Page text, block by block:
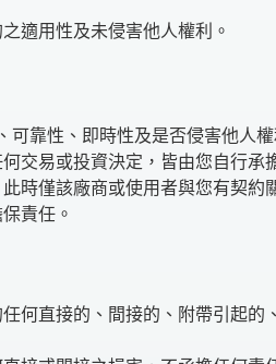
適用性及未侵害他人權利。
靠性、即時性及是否侵害他人權
交易或投資決定，皆由您自行承
時僅該廠商或使用者與您有契
責任。
直接的、間接的、附帶引起的